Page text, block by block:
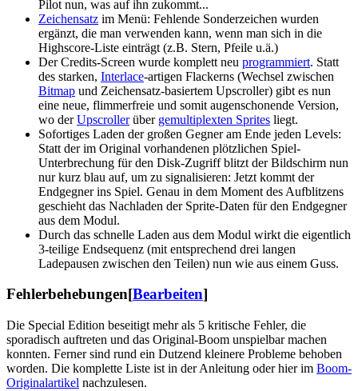
Pilot nun, was auf ihn zukommt...
Zeichensatz im Menü: Fehlende Sonderzeichen wurden
ergänzt, die man verwenden kann, wenn man sich in die
Highscore-Liste einträgt (z.B. Stern, Pfeile u.ä.)
Der Credits-Screen wurde komplett neu programmiert. Statt
des starken, Interlace-artigen Flackerns (Wechsel zwischen
Bitmap und Zeichensatz-basiertem Upscroller) gibt es nun
eine neue, flimmerfreie und somit augenschonende Version,
wo derUpscrollerüber gemultiplexten Sprites liegt.
Sofortiges Laden der großen Gegner am Ende jeden Levels:
Statt der im Original vorhandenen plötzlichen Spiel-
Unterbrechung für den Disk-Zugriff blitzt der Bildschirm nun
nur kurz blau auf, um zu signalisieren: Jetzt kommt der
Endgegner ins Spiel. Genau in dem Moment des Aufblitzens
geschieht das Nachladen der Sprite-Daten für den Endgegner
aus dem Modul.
Durch das schnelle Laden aus dem Modul wirkt die eigentlich
3-teilige Endsequenz (mit entsprechend drei langen
Ladepausen zwischen den Teilen) nun wie aus einem Guss.
Fehlerbehebungen[Bearbeiten]
Die Special Edition beseitigt mehr als 5 kritische Fehler, die
sporadisch auftreten und das Original-Boom unspielbar machen
konnten. Ferner sind rund ein Dutzend kleinere Probleme behoben
worden. Die komplette Liste ist in der Anleitung oder hier im Boom-
Originalartikel nachzulesen.